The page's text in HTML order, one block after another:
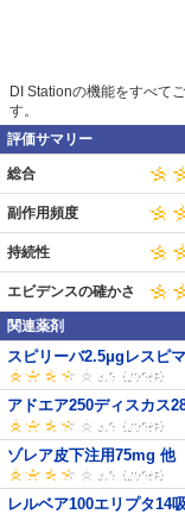
DI Stationの機能をすべて
す。
評価サマリー
総合
副作用頻度
持続性
エビデンスの確かさ
関連薬剤
スピリーバ2.5μgレスピ
アドエア250ディスカス
ゾレア皮下注用75mg 他
レルベア100エリプタ14